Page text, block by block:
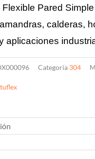
hasta
187,58€
Flexible Pared
calderas,
aplicaciones
Categoria 304